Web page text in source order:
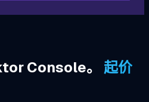
Console。 起价